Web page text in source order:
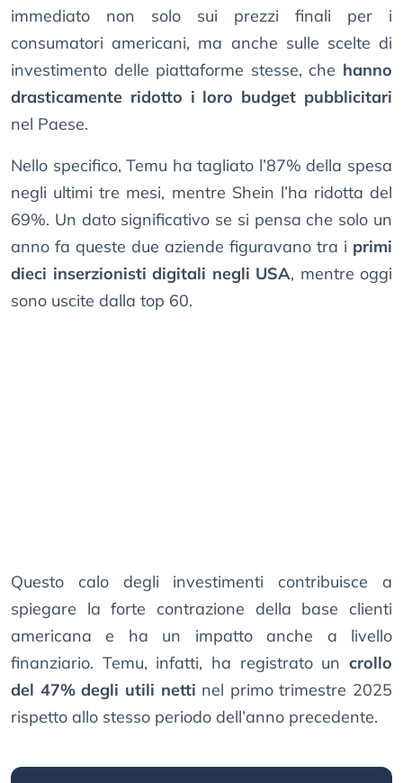
immediato non solo sui prezzi finali per i
consumatori americani, ma anche sulle scelte di
investimento delle piattaforme stesse, che hanno
drasticamente ridotto i loro budget pubblicitari
nel Paese.
Nello specifico, Temu ha tagliato l’87% della spesa
negli ultimi tre mesi, mentre Shein l’ha ridotta del
69%. Un dato significativo se si pensa che solo un
anno fa queste due aziende figuravano tra i primi
dieci inserzionisti digitali negli USA, mentre oggi
sono uscite dalla top 60.
Questo calo degli investimenti contribuisce a
spiegare la forte contrazione della base clienti
americana e ha un impatto anche a livello
finanziario. Temu, infatti, ha registrato un crollo
del 47% degli utili netti nel primo trimestre 2025
rispetto allo stesso periodo dell’anno precedente.